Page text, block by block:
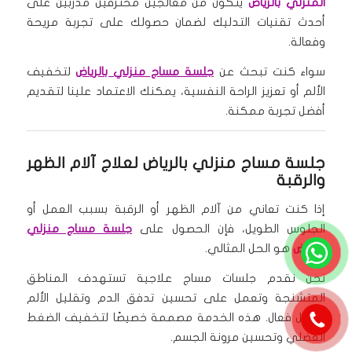
أحدث تقنيات التدليك لضمان حصولك على تجربة مريحة
وفعالة.
سواء كنت تبحث عن جلسة مساج منزلي بالرياضلتخفيف
الألم أو تعزيز الراحة النفسية، يمكنك الاعتماد علينا لتقديم
أفضل تجربة ممكنة.
جلسة مساج منزلي بالرياض لعلاج آلام الظهر
والرقبة
إذا كنت تعاني من آلام الظهر أو الرقبة بسبب العمل أو
الجلوس الطويل، فإن الحصول على جلسة مساج منزلي
بالرياضهو الحل المثالي.
نحن نقدم جلسات مساج علاجية تستهدف المناطق
المتشنجة وتعمل على تحسين تدفق الدم وتقليل الألم
بشكل فعال. هذه الخدمة مصممة خصيصًا لتخفيف الضغط
العضلي وتحسين مرونة الجسم.